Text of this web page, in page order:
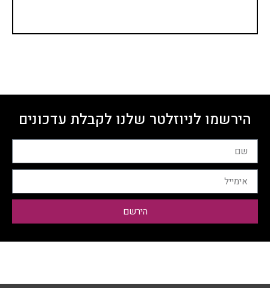
הירשמו לניוזלטר שלנו לקבלת עדכונים
הירשם